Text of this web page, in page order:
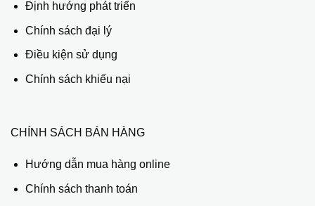
Định hướng phát triển
Chính sách đại lý
Điều kiện sử dụng
Chính sách khiếu nại
CHÍNH SÁCH BÁN HÀNG
Hướng dẫn mua hàng online
Chính sách thanh toán